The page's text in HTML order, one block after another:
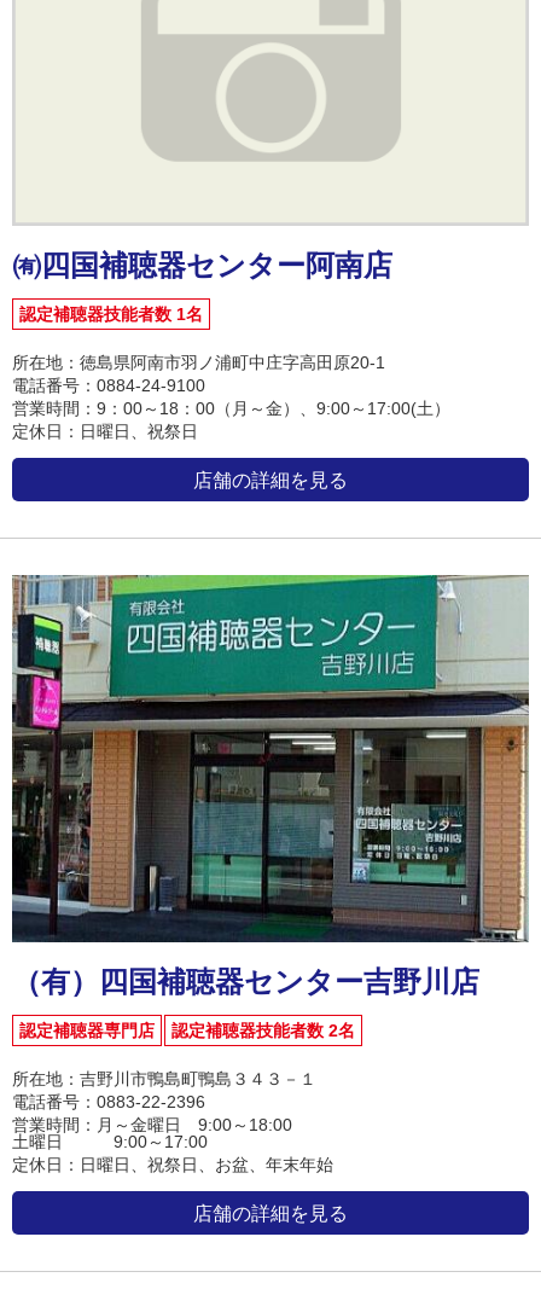
㈲四国補聴器センター阿南店
認定補聴器技能者数 1名
所在地：徳島県阿南市羽ノ浦町中庄字高田原20-1
電話番号：0884-24-9100
営業時間：9：00～18：00（月～金）、9:00～17:00(土）
定休日：日曜日、祝祭日
店舗の詳細を見る
（有）四国補聴器センター吉野川店
認定補聴器専門店 認定補聴器技能者数 2名
所在地：吉野川市鴨島町鴨島３４３－１
電話番号：0883-22-2396
営業時間：月～金曜日 9:00～18:00
土曜日 9:00～17:00
定休日：日曜日、祝祭日、お盆、年末年始
店舗の詳細を見る